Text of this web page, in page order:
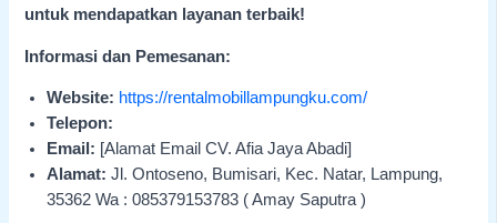
untuk mendapatkan layanan terbaik!
Informasi dan Pemesanan:
Website: https://rentalmobillampungku.com/
Telepon:
Email: [Alamat Email CV. Afia Jaya Abadi]
Alamat: Jl. Ontoseno, Bumisari, Kec. Natar, Lampung,
35362 Wa : 085379153783 ( Amay Saputra )